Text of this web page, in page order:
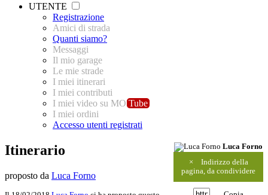
UTENTE
Registrazione
Amici di strada
Quanti siamo?
Messaggi
Il mio garage
Le mie strade
I miei itinerari
I miei contributi
I miei video su MO Tube
I miei ordini
Accesso utenti registrati
Luca Forno
×
Indirizzo della
pagina, da condividere
Itinerario
proposto da Luca Forno